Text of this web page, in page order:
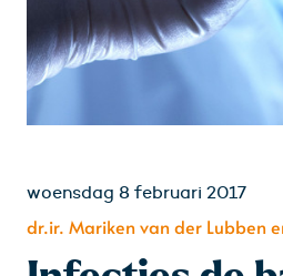
woensdag 8 februari 2017
dr.ir. Mariken van der Lubben